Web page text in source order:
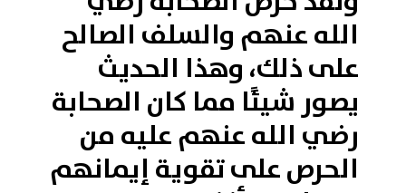
الله عنهم والسلف الصالح
على ذلك، وهذا الحديث
يصور شيئًا مما كان الصحابة
رضي الله عنهم عليه من
الحرص على تقوية إيمانهم